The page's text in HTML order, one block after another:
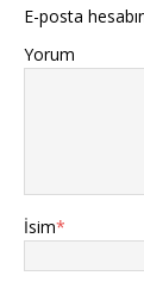
E-posta
Yorum
İsim*